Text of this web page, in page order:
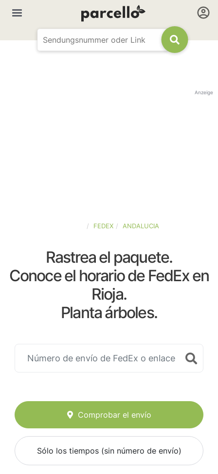
Anzeige
FEDEX ANDALUCIA
Rastrea el paquete.
Conoce el horario de FedEx en
Rioja.
Planta árboles.
Comprobar el envío
Sólo los tiempos (sin número de envío)